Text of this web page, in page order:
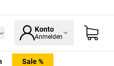
Konto
Anmelden
Sale %